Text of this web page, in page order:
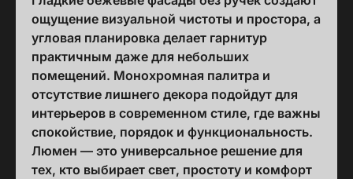
ощущение визуальной чистоты и простора, а
угловая планировка делает гарнитур
практичным даже для небольших
помещений. Монохромная палитра и
отсутствие лишнего декора подойдут для
интерьеров в современном стиле, где важны
спокойствие, порядок и функциональность.
Люмен — это универсальное решение для
тех, кто выбирает свет, простоту и комфорт